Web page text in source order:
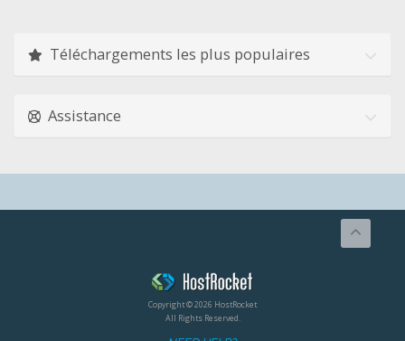
Téléchargements les plus populaires
Assistance
Copyright © 2026 HostRocket
All Rights Reserved.